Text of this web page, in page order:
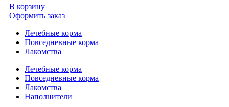
В корзину
Оформить заказ
Лечебные корма
Повседневные корма
Лакомства
Лечебные корма
Повседневные корма
Лакомства
Наполнители